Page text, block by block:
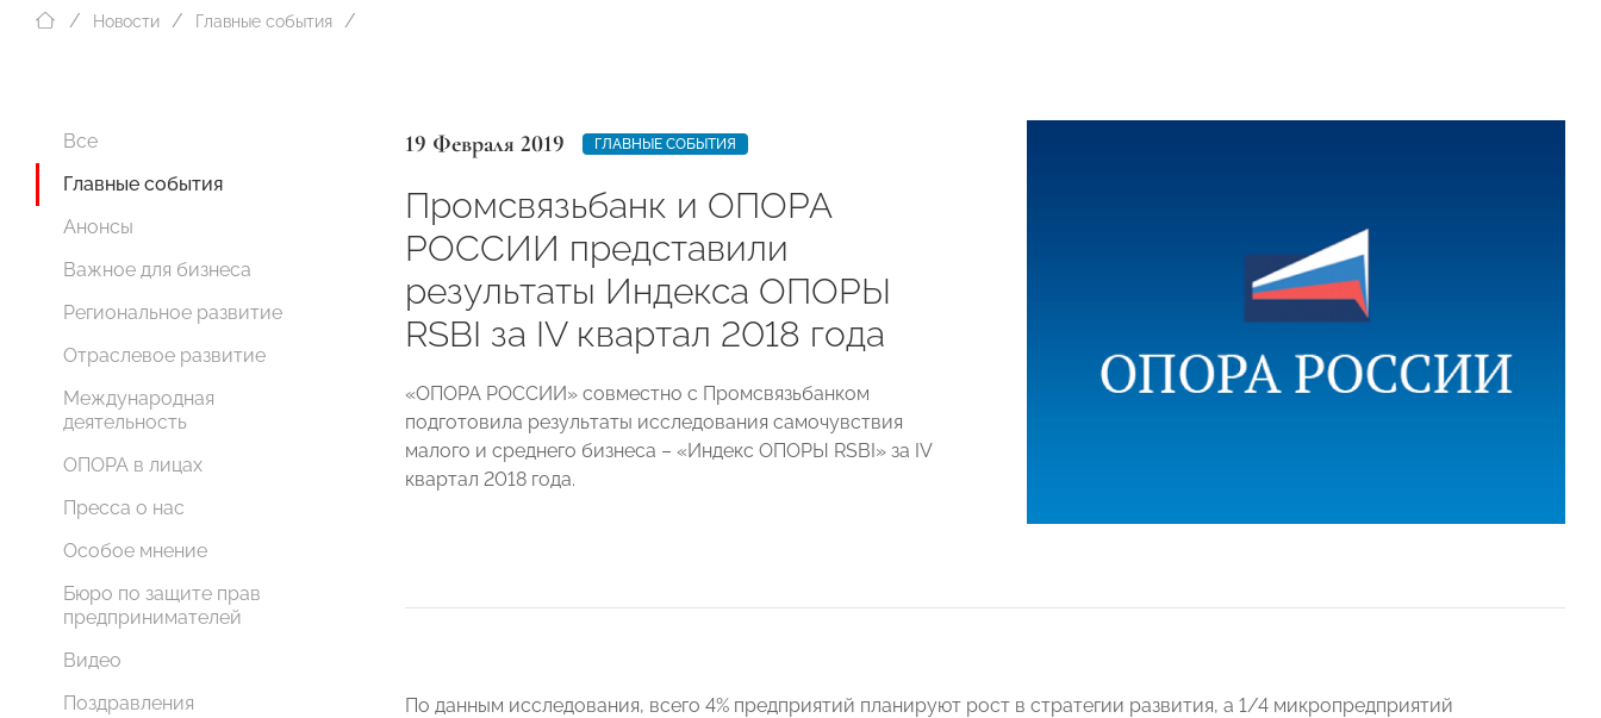
Новости Главные события
Все
Главные события
Анонсы
Важное для бизнеса
Региональное развитие
Отраслевое развитие
Международная
деятельность
ОПОРА в лицах
Пресса о нас
Особое мнение
Бюро по защите прав
предпринимателей
Видео
Поздравления
19 Февраля 2019 ГЛАВНЫЕ СОБЫТИЯ
Промсвязьбанк и ОПОРА
РОССИИ представили
результаты Индекса ОПОРЫ
RSBI за IV квартал 2018 года
«ОПОРА РОССИИ» совместно с Промсвязьбанком
подготовила результаты исследования самочувствия
малого и среднего бизнеса – «Индекс ОПОРЫ RSBI» за IV
квартал 2018 года.
По данным исследования, всего 4% ­предприятий планируют рост в стратегии развития, а 1/4 микропредприятий